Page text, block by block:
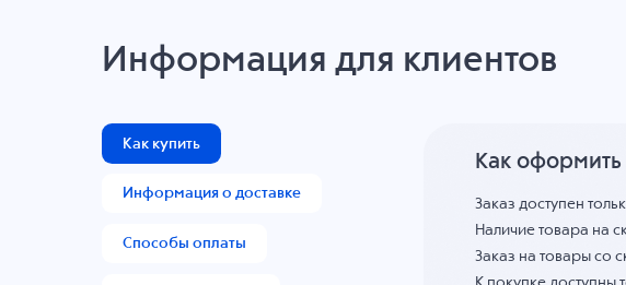
Информация для клиентов
Как купить
Информация о доставке
Способы оплаты
Как оформить
Заказ доступен
Наличие товара на
Заказ на товары со